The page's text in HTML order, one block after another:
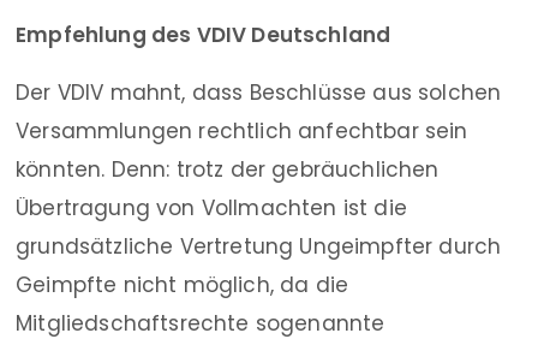
Empfehlung des VDIV Deutschland
Der VDIV mahnt, dass Beschlüsse aus solchen
Versammlungen rechtlich anfechtbar sein
könnten. Denn: trotz der gebräuchlichen
Übertragung von Vollmachten ist die
grundsätzliche Vertretung Ungeimpfter durch
Geimpfte nicht möglich, da die
Mitgliedschaftsrechte sogenannte